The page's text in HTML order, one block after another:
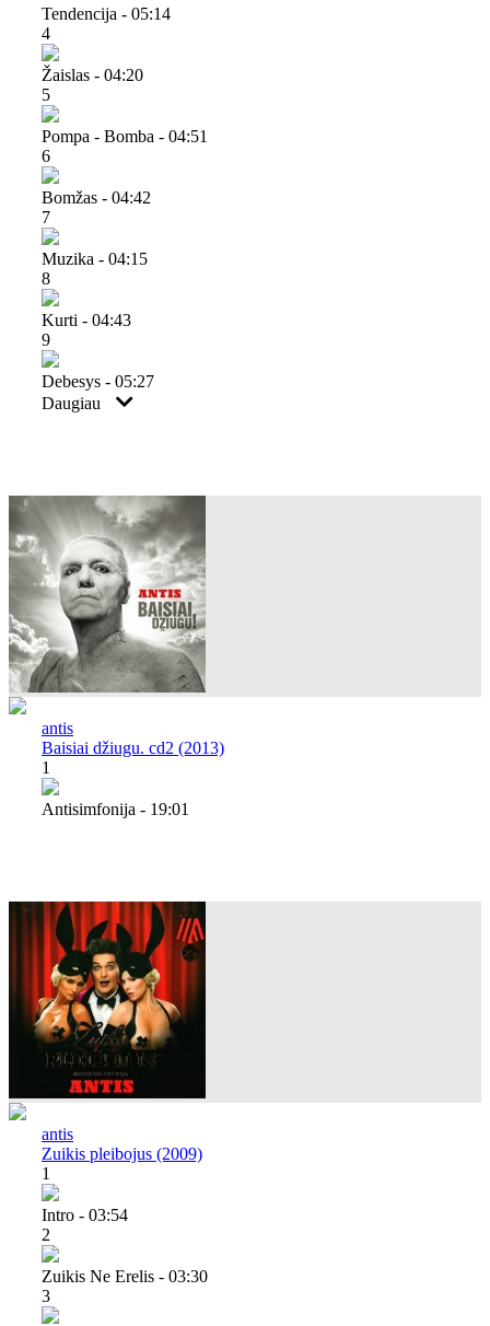
Tendencija - 05:14
4
Žaislas - 04:20
5
Pompa - Bomba - 04:51
6
Bomžas - 04:42
7
Muzika - 04:15
8
Kurti - 04:43
9
Debesys - 05:27
Daugiau
antis
Baisiai džiugu. cd2 (2013)
1
Antisimfonija - 19:01
antis
Zuikis pleibojus (2009)
1
Intro - 03:54
2
Zuikis Ne Erelis - 03:30
3